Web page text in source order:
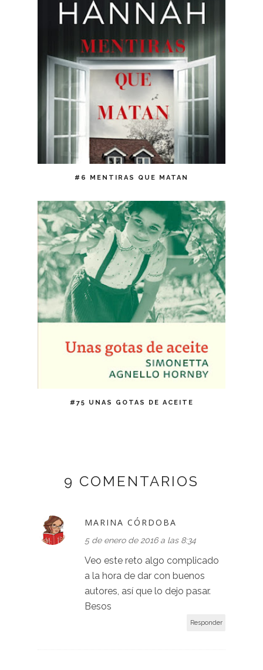
#6 MENTIRAS QUE MATAN
#75 UNAS GOTAS DE ACEITE
9 COMENTARIOS
MARINA CÓRDOBA
5 de enero de 2016 a las 8:34
Veo este reto algo complicado
a la hora de dar con buenos
autores, así que lo dejo pasar.
Besos
Responder